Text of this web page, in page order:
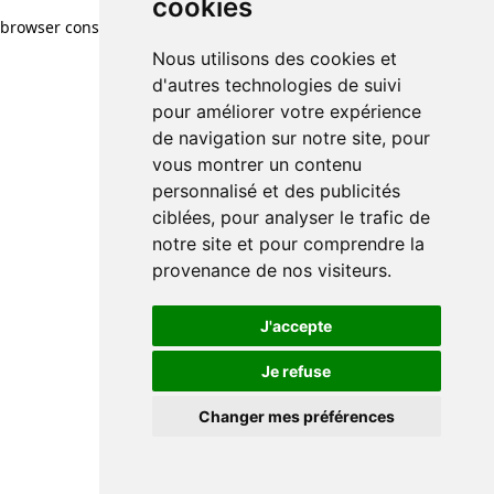
cookies
Nous utilisons des cookies et
d'autres technologies de suivi
pour améliorer votre expérience
de navigation sur notre site, pour
vous montrer un contenu
personnalisé et des publicités
ciblées, pour analyser le trafic de
notre site et pour comprendre la
provenance de nos visiteurs.
J'accepte
Je refuse
Changer mes préférences
browser console for more information)